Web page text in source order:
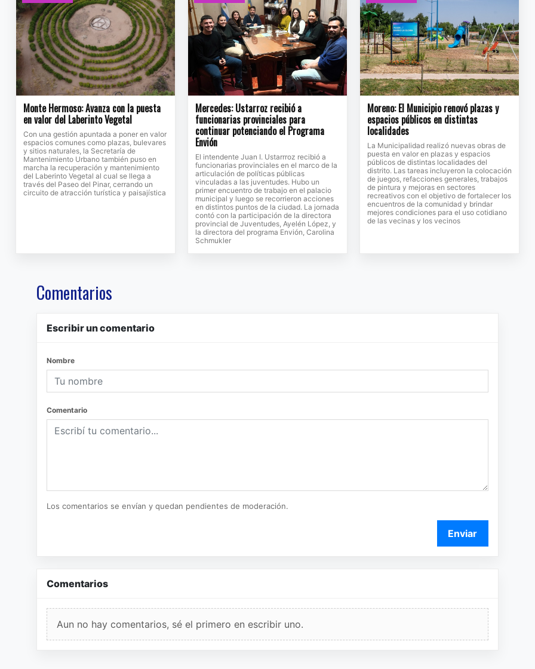
Monte Hermoso: Avanza con la puesta
en valor del Laberinto Vegetal
Con una gestión apuntada a poner en valor
espacios comunes como plazas, bulevares
y sitios naturales, la Secretaría de
Mantenimiento Urbano también puso en
marcha la recuperación y mantenimiento
del Laberinto Vegetal al cual se llega a
través del Paseo del Pinar, cerrando un
circuito de atracción turística y paisajística
Mercedes: Ustarroz recibió a
funcionarias provinciales para
continuar potenciando el Programa
Envión
El intendente Juan I. Ustarrroz recibió a
funcionarias provinciales en el marco de la
articulación de políticas públicas
vinculadas a las juventudes. Hubo un
primer encuentro de trabajo en el palacio
municipal y luego se recorrieron acciones
en distintos puntos de la ciudad. La jornada
contó con la participación de la directora
provincial de Juventudes, Ayelén López, y
la directora del programa Envión, Carolina
Schmukler
Moreno: El Municipio renovó plazas y
espacios públicos en distintas
localidades
La Municipalidad realizó nuevas obras de
puesta en valor en plazas y espacios
públicos de distintas localidades del
distrito. Las tareas incluyeron la colocación
de juegos, refacciones generales, trabajos
de pintura y mejoras en sectores
recreativos con el objetivo de fortalecer los
encuentros de la comunidad y brindar
mejores condiciones para el uso cotidiano
de las vecinas y los vecinos
Comentarios
Escribir un comentario
Nombre
Comentario
Los comentarios se envían y quedan pendientes de moderación.
Enviar
Comentarios
Aun no hay comentarios, sé el primero en escribir uno.